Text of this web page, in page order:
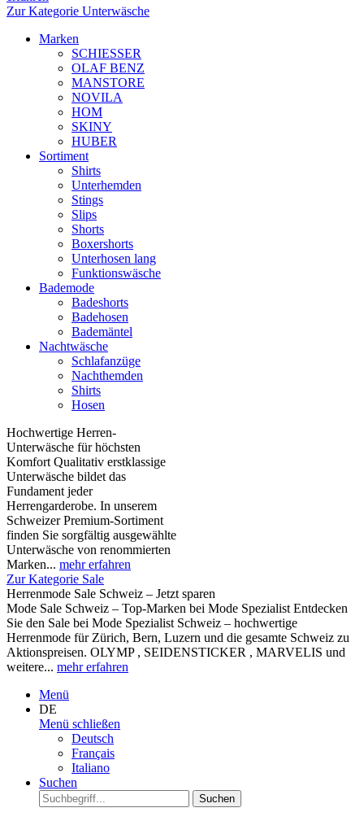
Zur Kategorie Unterwäsche
Marken
SCHIESSER
OLAF BENZ
MANSTORE
NOVILA
HOM
SKINY
HUBER
Sortiment
Shirts
Unterhemden
Stings
Slips
Shorts
Boxershorts
Unterhosen lang
Funktionswäsche
Bademode
Badeshorts
Badehosen
Bademäntel
Nachtwäsche
Schlafanzüge
Nachthemden
Shirts
Hosen
Hochwertige Herren-
Unterwäsche für höchsten
Komfort Qualitativ erstklassige
Unterwäsche bildet das
Fundament jeder
Herrengarderobe. In unserem
Schweizer Premium-Sortiment
finden Sie sorgfältig ausgewählte
Unterwäsche von renommierten
Marken... mehr erfahren
Zur Kategorie Sale
Herrenmode Sale Schweiz – Jetzt sparen
Mode Sale Schweiz – Top-Marken bei Mode Spezialist Entdecken
Sie den Sale bei Mode Spezialist Schweiz – hochwertige
Herrenmode für Zürich, Bern, Luzern und die gesamte Schweiz zu
Aktionspreisen. OLYMP , SEIDENSTICKER , MARVELIS und
weitere... mehr erfahren
Menü
DE
Menü schließen
Deutsch
Français
Italiano
Suchen
Suchen